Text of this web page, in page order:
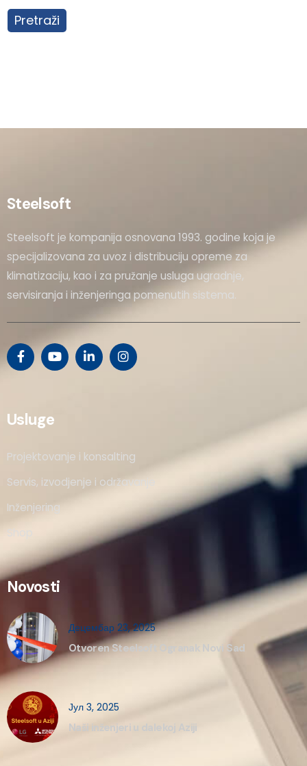
Pretraži
Steelsoft
Steelsoft je kompanija osnovana 1993. godine koja je
specijalizovana za uvoz i distribuciju opreme za
klimatizaciju, kao i za pružanje usluga ugradnje,
servisiranja i inženjeringa pomenutih sistema.
Usluge
Projektovanje i konsalting
Servis, izvodjenje i održavanje
Inženjering
Shop
Novosti
Децембар 23, 2025
Otvoren Steelsoft Ogranak Novi Sad
Јул 3, 2025
Naši inženjeri u dalekoj Aziji